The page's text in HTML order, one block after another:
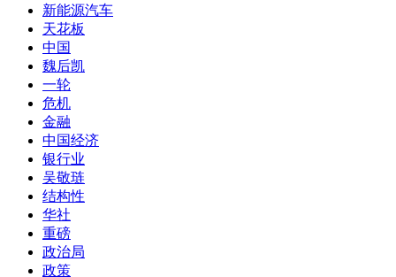
新能源汽车
天花板
中国
魏后凯
一轮
危机
金融
中国经济
银行业
吴敬琏
结构性
华社
重磅
政治局
政策